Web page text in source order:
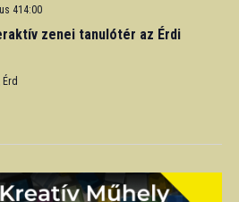
414:00
zenei tanulótér az Érdi